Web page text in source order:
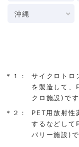
沖縄
＊１：
サイクロトロ
を製造して、
クロ施設)です
＊２：
PET用放射性
するなどして
バリー施設)で